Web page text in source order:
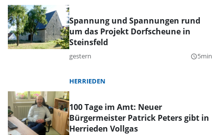
Spannung und Spannungen rund
um das Projekt Dorfscheune in
Steinsfeld
gestern query_builder5min
HERRIEDEN
100 Tage im Amt: Neuer
Bürgermeister Patrick Peters gibt in
Herrieden Vollgas